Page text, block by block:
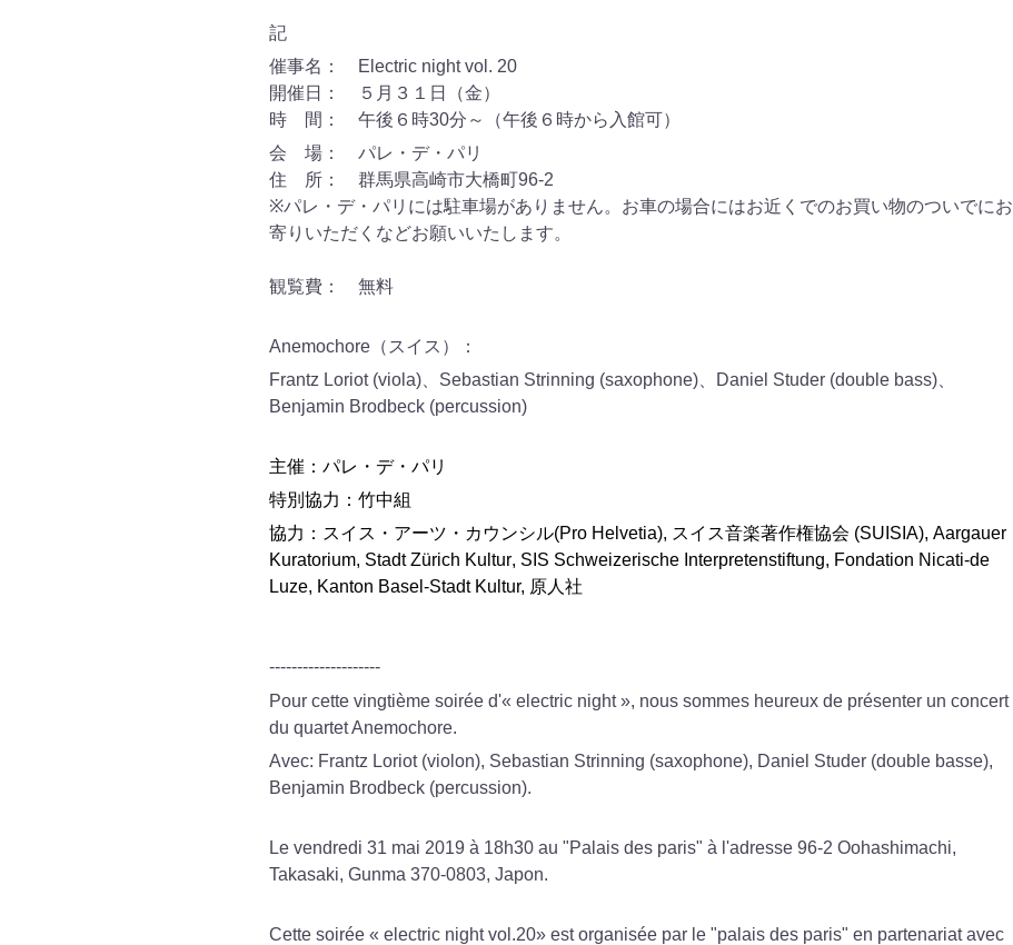
記
催事名：
Electric night vol. 20
開催日： ５月３１日（金）
時 間： 午後６時30分～（午後６時から入館可）
会 場： パレ・デ・パリ
住 所： 群馬県高崎市大橋町96-2
※パレ・デ・パリには駐車場がありません。お車の場合にはお近くでのお買い物のついでにお
寄りいただくなどお願いいたします。
観覧費： 無料
Anemochore （スイス）：
Frantz Loriot (viola)
Sebastian Strinning (saxophone) Daniel Studer (double bass)
Benjamin Brodbeck (percussion)
主催：パレ・デ・パリ
特別協力：竹中組
協力：スイス・アーツ・カウンシル(Pro Helvetia), スイス音楽著作権協会 (SUISIA), Aargauer
Kuratorium, Stadt Zürich Kultur, SIS Schweizerische Interpretenstiftung, Fondation Nicati-de
Luze, Kanton Basel-Stadt Kultur, 原人社
--------------------
Pour cette vingtième soirée d'« electric night », nous sommes heureux de présenter un concert
du quartet Anemochore.
Avec: Frantz Loriot (viol on), Sebastian Strinning (saxophone), Daniel Studer (double basse),
Benjamin Brodbeck (percussion).
Le vendredi 31 mai 2019 à 18h30 au "Palais des paris" à l'adresse 96-2 Oohashimachi,
Takasaki, Gunma 370-0803, Japon.
Cette soirée « electric night vol.20» est organisée par le "palais des paris" en partenariat avec